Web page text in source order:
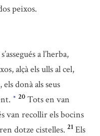
peixos.
a l’herba,
alçà els ulls al cel,
donà als seus
* 20 Tots en van
van recollir els bocins
dotze cistelles. 21 Els